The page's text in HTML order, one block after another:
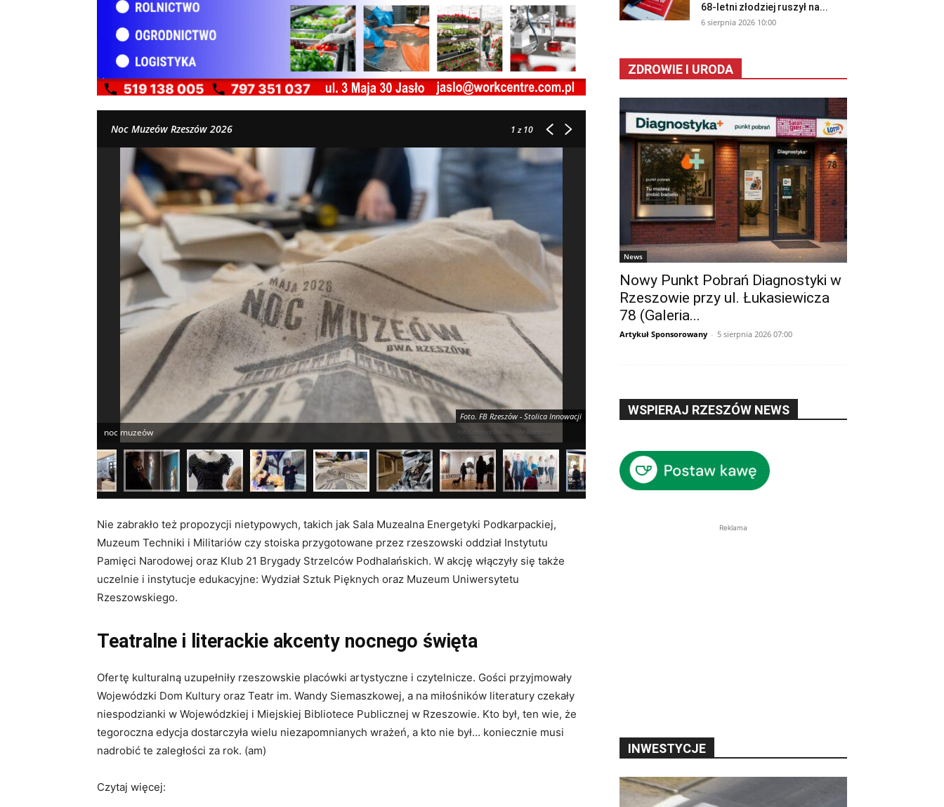
Noc Muzeów Rzeszów 2026 1z 10
Foto. FB Rzeszów - Stolica Innowacji
noc muzeów
Nie zabrakło też propozycji nietypowych, takich jak Sala Muzealna Energetyki Podkarpackiej,
Muzeum Techniki i Militariów czy stoiska przygotowane przez rzeszowski oddział Instytutu
Pamięci Narodowej oraz Klub 21 Brygady Strzelców Podhalańskich. W akcję włączyły się także
uczelnie i instytucje edukacyjne: Wydział Sztuk Pięknych oraz Muzeum Uniwersytetu
Rzeszowskiego.
Teatralne i literackie akcenty nocnego święta
Ofertę kulturalną uzupełniły rzeszowskie placówki artystyczne i czytelnicze. Gości przyjmowały
Wojewódzki Dom Kultury oraz Teatr im. Wandy Siemaszkowej, a na miłośników literatury czekały
niespodzianki w Wojewódzkiej i Miejskiej Bibliotece Publicznej w Rzeszowie. Kto był, ten wie, że
tegoroczna edycja dostarczyła wielu niezapomnianych wrażeń, a kto nie był… koniecznie musi
nadrobić te zaległości za rok. (am)
Czytaj więcej:
68-letni złodziej ruszył na...
6 sierpnia 2026 10:00
ZDROWIE I URODA
News
Nowy Punkt Pobrań Diagnostyki w
Rzeszowie przy ul. Łukasiewicza
78 (Galeria...
Artykuł Sponsorowany - 5 sierpnia 2026 07:00
WSPIERAJ RZESZÓW NEWS
Reklama
INWESTYCJE